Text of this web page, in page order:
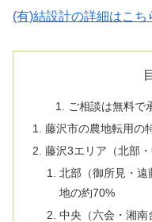
(有)結設計の詳細はこち
ご相談は無料で
藤沢市の農地転用の
藤沢3エリア（北部
北部（御所見・
地の約70%
中央（六会・湘